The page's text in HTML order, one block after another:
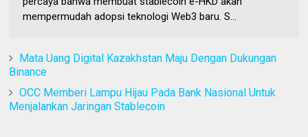
mempermudah adopsi teknologi Web3 baru. S...
Mata Uang Digital Kazakhstan Maju Dengan Dukungan
Binance
OCC Memberi Lampu Hijau Pada Bank Nasional Untuk
Menjalankan Jaringan Stablecoin